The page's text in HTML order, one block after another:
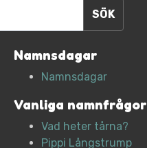
Namnsdagar
Namnsdagar
Vanliga namnfrågor
Vad heter tårna?
Pippi Långstrump